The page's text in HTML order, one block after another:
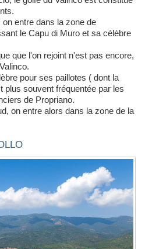
entre dans la zone de
le Capu di Muro et sa célèbre
que l'on rejoint n'est pas encore,
pour ses paillotes ( dont la
souvent fréquentée par les
de Propriano.
on entre alors dans la zone de la